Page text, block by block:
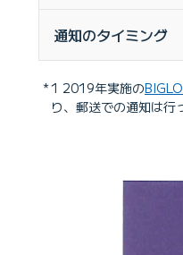
通知のタイミング
1 2019年実施の
り、郵送での通知は行